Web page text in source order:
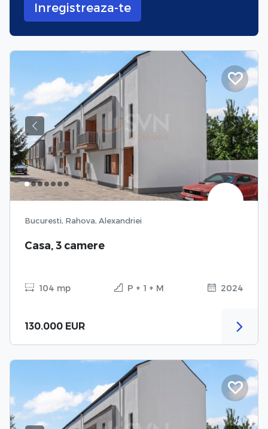
Inregistreaza-te
Previous Next
Bucuresti, Rahova, Alexandriei
Casa, 3 camere
104 mp P + 1 + M 2024
130.000 EUR